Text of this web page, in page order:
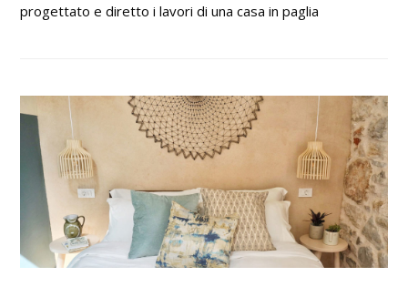
progettato e diretto i lavori di una casa in paglia